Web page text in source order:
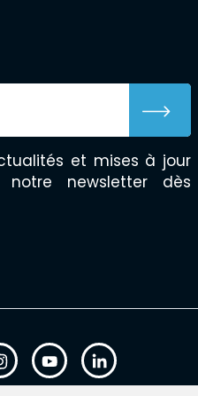
et mises à jour
newsletter dès